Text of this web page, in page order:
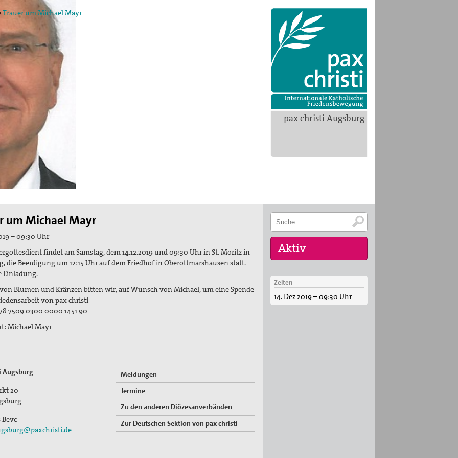
pax christi Augsburg
Trauer um Michael Mayr
in der
und arbeitet in
Konzils.
des weltweiten
des II. Weltkrieges,
die Hand
um Michael Mayr
– 09:30 Uhr
findet am Samstag, dem 14.12.2019 und 09:30 Uhr in St. Moritz in
die Beerdigung um 12:15 Uhr auf dem Friedhof in Oberottmarshausen statt.
Einladung.
Blumen und Kränzen bitten wir, auf Wunsch von Michael, um eine Spende
von pax christi
7509 0300 0000 1451 90
Michael Mayr
Augsburg
20
Bevc
Meldungen
Termine
Zu den anderen Diözesanverbänden
Zur Deutschen Sektion von pax christi
16. Sep 2026
„Menschen der
Gewaltfreiheit –
Zeiten
14. Dez 2019 – 09:30 Uhr